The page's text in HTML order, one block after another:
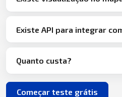
Existe API para integrar
Quanto custa?
Começar teste grátis